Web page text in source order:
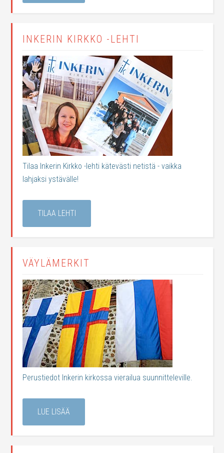
INKERIN KIRKKO -LEHTI
Tilaa Inkerin Kirkko -lehti kätevästi netistä - vaikka
lahjaksi ystävälle!
TILAA LEHTI
VÄYLÄMERKIT
Perustiedot Inkerin kirkossa vierailua suunnitteleville.
LUE LISÄÄ